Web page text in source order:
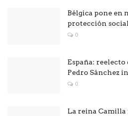
Bélgica pone en
protección
0
España: reelecto
Pedro Sánchez
0
La reina Camilla